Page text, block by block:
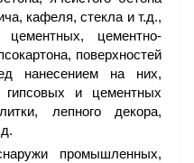
кафеля, стекла и т.д.,
цементно-
поверхностей
нанесением на них,
гипсовых и цементных
лепного декора,
промышленных,